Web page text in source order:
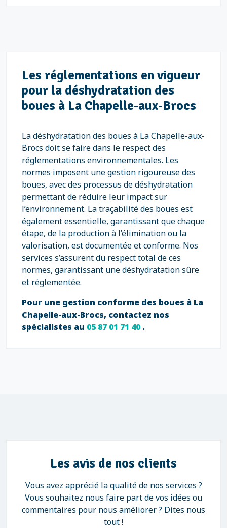
Les réglementations en vigueur
pour la déshydratation des
boues à La Chapelle-aux-Brocs
La déshydratation des boues à La Chapelle-aux-
Brocs doit se faire dans le respect des
réglementations environnementales. Les
normes imposent une gestion rigoureuse des
boues, avec des processus de déshydratation
permettant de réduire leur impact sur
l’environnement. La traçabilité des boues est
également essentielle, garantissant que chaque
étape, de la production à l’élimination ou la
valorisation, est documentée et conforme. Nos
services s’assurent du respect total de ces
normes, garantissant une déshydratation sûre
et réglementée.
Pour une gestion conforme des boues à La
Chapelle-aux-Brocs, contactez nos
spécialistes au 05 87 01 71 40.
Les avis de nos clients
Vous avez apprécié la qualité de nos services ?
Vous souhaitez nous faire part de vos idées ou
commentaires pour nous améliorer ? Dites nous
tout !